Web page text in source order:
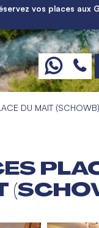
vos places aux
DU MAIT (SCHOWB)